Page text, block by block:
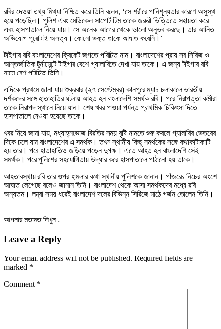
রবির দেওয়া তথ্য মিথ্যা নিশ্চিত করে তিনি বলেন, ‘সে শরীরে পানিশূন্যতার কারণে অসুস্থ
হয়ে পড়েছিল। পুলিশ এবং মেডিকেল সাপোর্ট টিম তাকে জরুরী ভিত্তিতে সহায়তা করে
এবং হাসপাতালে নিয়ে যায়। সে অনেক আগের থেকে ভালো অনুভব করছে। তার আনিত
অভিযোগ পুরোটাই অসত্য। কোনো ভক্ত তাকে আঘাত করেনি।’
টাইগার রবি বাংলাদেশের ক্রিকেট জগতে পরিচিত নাম। বাংলাদেশের প্রায় সব সিরিজ ও
আন্তর্জাতিক টুর্নামেন্টে টাইগার বেশে গ্যালারিতে দেখা যায় তাকে। এ জন্য টাইগার রবি
নামে বেশ পরিচিত তিনি।
এদিকে প্রথমে জানা যায় শুক্রবার (২৭ সেপ্টেম্বর) কানপুরে ম্যাচ চলাকালে ভারতীয়
দর্শকদের সঙ্গে হাতাহাতির ঘটনায় আহত হন বাংলাদেশি সমর্থক রবি। পরে নিরাপত্তা কর্মীরা
তাকে নিরাপদ স্থানে নিয়ে যান। শেষ খবর পাওয়া পর্যন্ত প্রাথমিক চিকিৎসা দিতে
হাসপাতালে নেওয়া হয়েছে তাকে।
খবর নিয়ে জানা যায়, মধ্যাহ্নভোজ বিরতির সময় বৃষ্টি নামতে শুরু করলে গ্যালারির ভেতরের
দিকে চলে যান বাংলাদেশের এ সমর্থক। তখন স্থানীয় কিছু সমর্থকের সঙ্গে কথাকাটাকাটি
হয় তার। পরে হাতাহাতিও জড়িয়ে পড়েন দুপক্ষ। এতে আহত হন বাংলাদেশি সেই
সমর্থক। পরে পুলিশের সহযোগিতায় উদ্ধার করে হাসপাতালে পাঠানো হয় তাকে।
আহতাবস্থায় রবি তার ওপর হামলার কথা স্থানীয় পুলিশকে জানান। পাঁজরের নিচের অংশে
আঘাত লেগেছে বলেও জানান তিনি। বাংলাদেশ থেকে আসা সমর্থকদের মধ্যে রবি
অন্যতম। লম্বা সময় ধরেই বাংলাদেশ দলের বিভিন্ন সিরিজে মাঠে গর্জন তোলেন তিনি।
আপনার মতামত লিখুন :
Leave a Reply
Your email address will not be published. Required fields are
marked *
Comment *